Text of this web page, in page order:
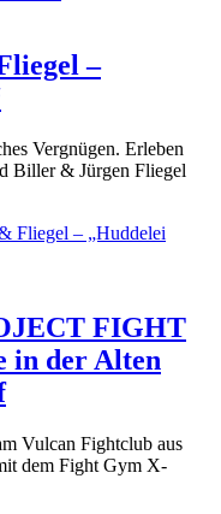
–
Vergnügen. Erleben
Biller & Jürgen Fliegel
Fliegel – „Huddelei
FIGHT
in der Alten
Vulcan Fightclub aus
dem Fight Gym X-